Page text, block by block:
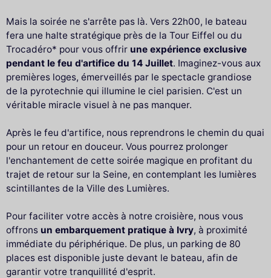
Mais la soirée ne s'arrête pas là. Vers 22h00, le bateau
fera une halte stratégique près de la Tour Eiffel ou du
Trocadéro* pour vous offrir une expérience exclusive
pendant le feu d'artifice du 14 Juillet. Imaginez-vous aux
premières loges, émerveillés par le spectacle grandiose
de la pyrotechnie qui illumine le ciel parisien. C'est un
véritable miracle visuel à ne pas manquer.
Après le feu d'artifice, nous reprendrons le chemin du quai
pour un retour en douceur. Vous pourrez prolonger
l'enchantement de cette soirée magique en profitant du
trajet de retour sur la Seine, en contemplant les lumières
scintillantes de la Ville des Lumières.
Pour faciliter votre accès à notre croisière, nous vous
offrons un embarquement pratique à Ivry, à proximité
immédiate du périphérique. De plus, un parking de 80
places est disponible juste devant le bateau, afin de
garantir votre tranquillité d'esprit.